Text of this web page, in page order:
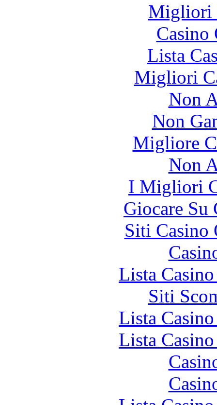
Migliori
Lista
Migliori
Non
Non
Migliore
Non
I Migliori
Giocare Su
Siti Casino
Lista
Siti
Lista
Lista